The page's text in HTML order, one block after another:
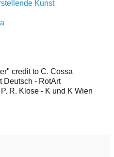
Kunst
credit to C. Cossa
Deutsch - RotArt
R. Klose - K und K Wien